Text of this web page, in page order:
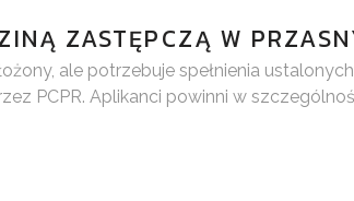
ZASTĘPCZĄ W
ale potrzebuje spełnienia
PCPR. Aplikanci powinni w